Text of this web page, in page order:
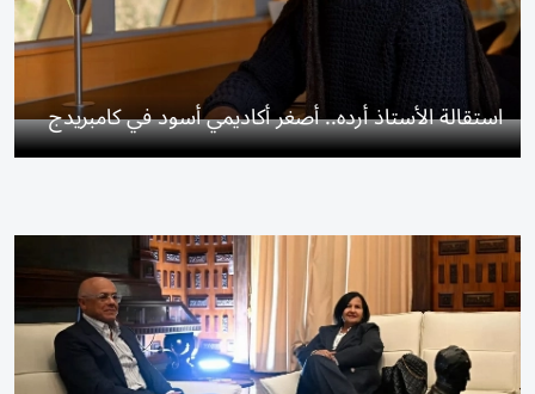
استقالة الأستاذ أرده.. أصغر أكاديمي أسود في كامبريدج